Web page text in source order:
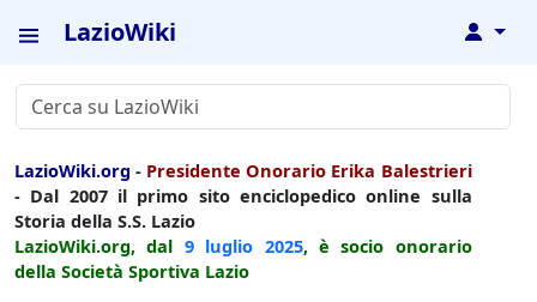
LazioWiki ↓
LazioWiki.org - Presidente Onorario Erika Balestrieri
- Dal 2007 il primo sito enciclopedico online sulla
Storia della S.S. Lazio
LazioWiki.org, dal 9 luglio 2025, è socio onorario
della Società Sportiva Lazio